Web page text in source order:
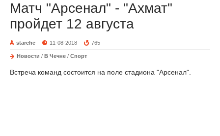
Матч "Арсенал" - "Ахмат"
пройдет 12 августа
starche 11-08-2018 765
Новости / В Чечне / Спорт
Встреча команд состоится на поле стадиона "Арсенал".